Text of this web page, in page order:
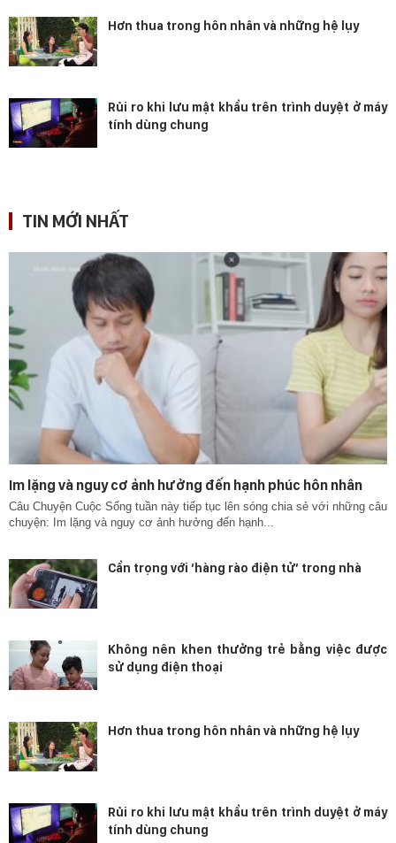
Hơn thua trong hôn nhân và những hệ lụy
Rủi ro khi lưu mật khẩu trên trình duyệt ở máy
tính dùng chung
TIN MỚI NHẤT
Im lặng và nguy cơ ảnh hưởng đến hạnh phúc hôn nhân
Câu Chuyện Cuộc Sống tuần này tiếp tục lên sóng chia sẻ với những câu
chuyện: Im lặng và nguy cơ ảnh hưởng đến hạnh...
Cẩn trọng với ‘hàng rào điện tử’ trong nhà
Không nên khen thưởng trẻ bằng việc được
sử dụng điện thoại
Hơn thua trong hôn nhân và những hệ lụy
Rủi ro khi lưu mật khẩu trên trình duyệt ở máy
tính dùng chung